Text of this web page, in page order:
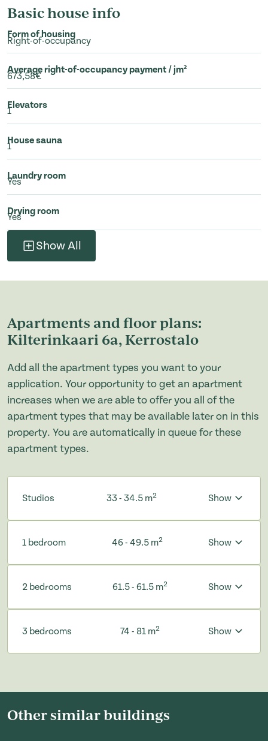
Basic house info
Form of housing
Right-of-occupancy
Average right-of-occupancy payment / jm²
673,58€
Elevators
1
House sauna
1
Laundry room
Yes
Drying room
Yes
Show All
Apartments and floor plans:
Kilterinkaari 6a, Kerrostalo
Add all the apartment types you want to your
application. Your opportunity to get an apartment
increases when we are able to offer you all of the
apartment types that may be available later on in this
property. You are automatically in queue for these
apartment types.
Studios 33 - 34.5 m2 Show
1 bedroom 46 - 49.5 m2 Show
2 bedrooms 61.5 - 61.5 m2 Show
3 bedrooms 74 - 81 m2 Show
Other similar buildings